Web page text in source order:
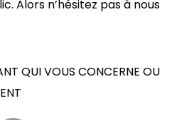
Alors n’hésitez pas à nous
QUI VOUS CONCERNE OU